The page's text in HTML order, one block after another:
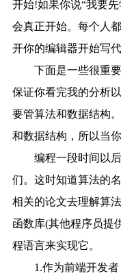
开始!如果你说“我要
会真正开始。每个人
开你的编辑器开始写代
下面是一些很重
保证你看完我的分析
要管算法和数据结构
和数据结构，所以当
编程一段时间以
们。这时知道算法的
相关的论文去理解算
函数库(其他程序员提
程语言来实现它。
1.作为前端开发